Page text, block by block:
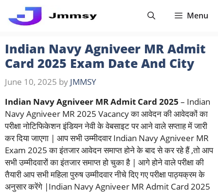
Menu
Indian Navy Agniveer MR Admit
Card 2025 Exam Date And City
June 10, 2025 by JMMSY
Indian Navy Agniveer MR Admit Card 2025 – Indian
Navy Agniveer MR 2025 Vacancy का आवेदन की आवेदकों का
परीक्षा नोटिफिकेशन इंडियन नेवी के वेबसाइट पर आने वाले सप्ताह में जारी
कर दिया जाएगा | आप सभी उम्मीदवार Indian Navy Agniveer MR
Exam 2025 का इंतजार आवेदन समाप्त होने के बाद से कर रहे हैं ,तो आप
सभी उम्मीदवारों का इंतजार समाप्त हो चुका है | आगे होने वाले परीक्षा की
तैयारी आप सभी महिला पुरुष उम्मीदवार नीचे दिए गए परीक्षा पाठ्यक्रम के
अनुसार करेंगे |Indian Navy Agniveer MR Admit Card 2025